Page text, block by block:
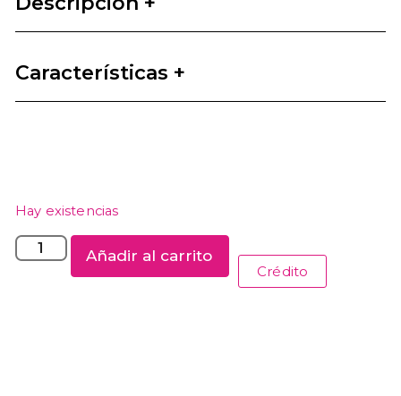
Características +
Hay existencias
Añadir al carrito
Crédito